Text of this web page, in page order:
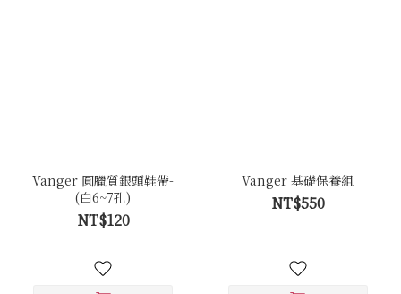
Vanger 圓臘質銀頭鞋帶-
(白6~7孔)
NT$120
Vanger 基礎保養組
NT$550